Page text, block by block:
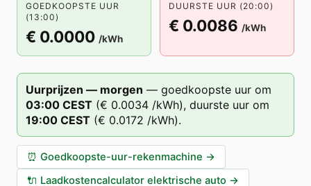
GOEDKOOPSTE UUR
(13:00)
€ 0.0000 /kWh
DUURSTE UUR (20:00)
€ 0.0086 /kWh
Uurprijzen — morgen — goedkoopste uur om
03:00 CEST (€ 0.0034 /kWh), duurste uur om
19:00 CEST (€ 0.0172 /kWh).
⏰ Goedkoopste-uur-rekenmachine →
🔌 Laadkostencalculator elektrische auto →